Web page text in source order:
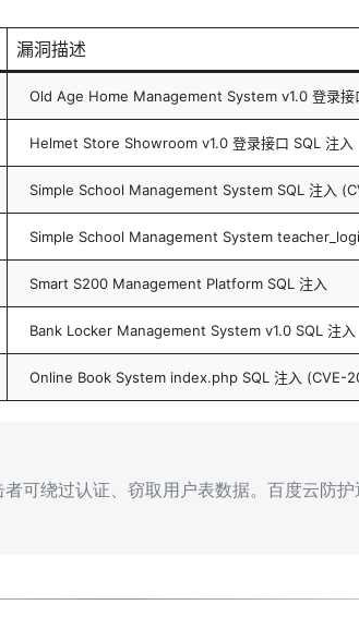
漏洞描述
Old Age Home Management System v1.0 登录接
Helmet Store Showroom v1.0 登录接口 SQL 注入
Simple School Management System SQL 注入
Simple School Management System
Smart S200 Management Platform SQL 注入
Bank Locker Management System v1.0 SQL 注入
Online Book System index.php SQL 注入 (CVE-
可绕过认证、窃取用户表数据。百度云防